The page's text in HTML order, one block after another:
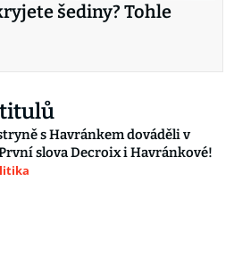
šediny? Tohle
titulů
s Havránkem dováděli v
slova Decroix i Havránkové!